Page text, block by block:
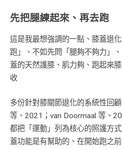
先把腿練起來、再去跑
這是我最想強調的一點、膝蓋退
跑」、不如先問「腿夠不夠力」
蓋的天然護膝、肌力夠、跑起來
收
多份針對膝關節退化的系統性回
等、2021；van Doormaal 等、
都把「運動」列為核心的照護方
蓋功能是有幫助的、在開始跑之